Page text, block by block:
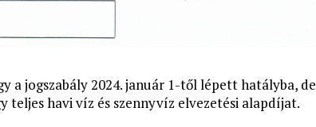
a jogszabály 2024. január 1-től lépett hatályba, de
teljes havi víz és szennyvíz elvezetési alapdíjat.